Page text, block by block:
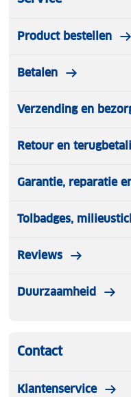
Product bestellen
Betalen
Verzending en
Retour en
Garantie, reparatie
Tolbadges,
Reviews
Duurzaamheid
Contact
Klantenservice